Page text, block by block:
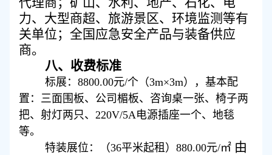
力、大型商超、旅游景区、环境监测等有
关单位；全国应急安全产品与装备供应
商。
八、 收费标准
标展：8800.00元/个（3m×3m），基本配
置：三面围板、公司楣板、咨询桌一张、椅子两
把、射灯两只、220V/5A电源插座一个、地毯
等。
特装展位：（36平米起租）880.00元/㎡ 由